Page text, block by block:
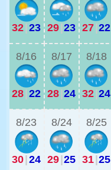
32|23 29|23 27|22
8/16
28|22
8/17
28|24
8/18
32|24
8/23
30|24
8/24
29|25
8/25
31|25